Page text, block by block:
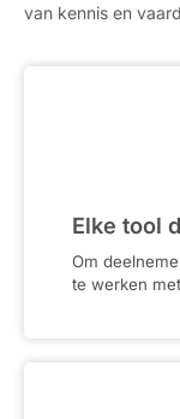
van kennis en
Elke tool
Om
te werken